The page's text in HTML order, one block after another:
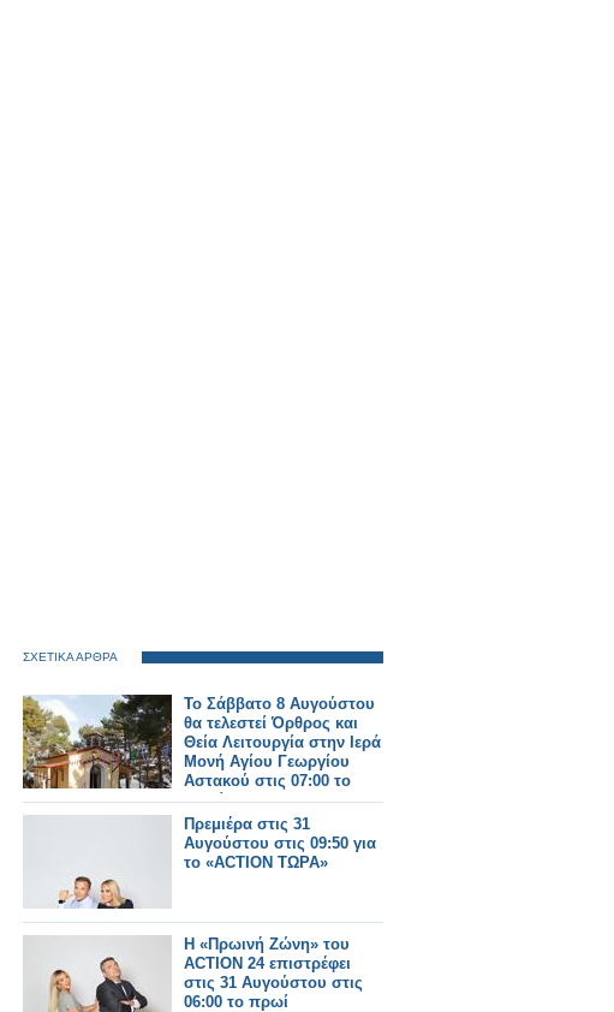
ΣΧΕΤΙΚΑ ΑΡΘΡΑ
Το Σάββατο 8 Αυγούστου
θα τελεστεί Όρθρος και
Θεία Λειτουργία στην Ιερά
Μονή Αγίου Γεωργίου
Αστακού στις 07:00 το
πρωί.
Πρεμιέρα στις 31
Αυγούστου στις 09:50 για
το «ACTION ΤΩΡΑ»
Η «Πρωινή Ζώνη» του
ACTION 24 επιστρέφει
στις 31 Αυγούστου στις
06:00 το πρωί